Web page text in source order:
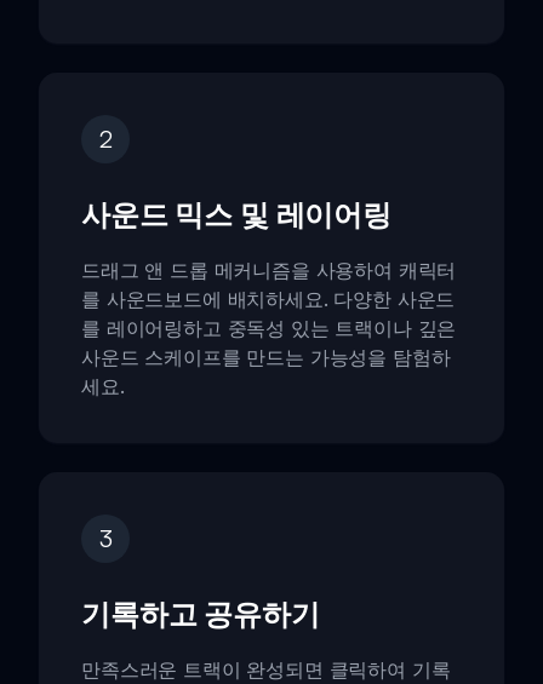
2
사운드 믹스 및 레이어링
드래그 앤 드롭 메커니즘을 사용하여 캐릭터
를 사운드보드에 배치하세요. 다양한 사운드
를 레이어링하고 중독성 있는 트랙이나 깊은
사운드 스케이프를 만드는 가능성을 탐험하
세요.
3
기록하고 공유하기
만족스러운 트랙이 완성되면 클릭하여 기록